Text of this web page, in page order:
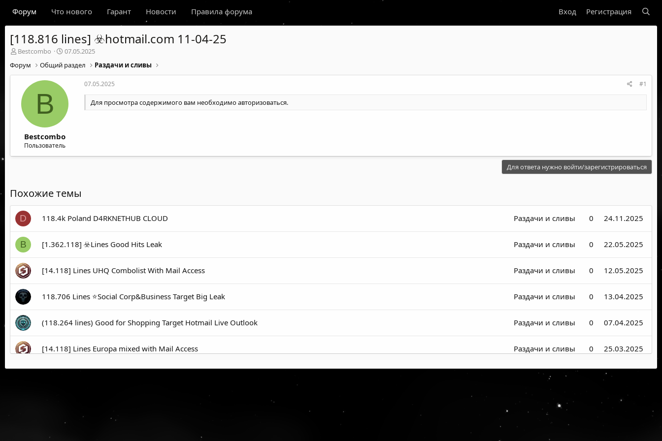
Форум Что нового Гарант Новости Правила форума Вход Регистрация
[118.816 lines] ☣️hotmail.com 11-04-25
А
т
о
м
Bestcombo
Д
т
а
а
а
07.05.2025
Форум
Общий раздел Раздачи и сливы
B
Bestcombo
Пользователь
07.05.2025 #1
Для просмотра содержимого вам необходимоавторизоваться.
Для ответа нужно войти/зарегистрироваться
Похожие темы
D 118.4k Poland D4RKNETHUB CLOUD Раздачи и сливы 0 24.11.2025
B [1.362.118] ☣️Lines Good Hits Leak Раздачи и сливы 0 22.05.2025
[14.118] Lines UHQ Combolist With Mail Access Раздачи и сливы 0 12.05.2025
118.706 Lines ⭐️Social Corp&Business Target Big Leak Раздачи и сливы 0 13.04.2025
(118.264 lines) Good for Shopping Target Hotmail Live Outlook Раздачи и сливы 0 07.04.2025
[14.118] Lines Europa mixed with Mail Access Раздачи и сливы 0 25.03.2025
Раздачи и сливы 13.06.2024
Организаторы незаконной майнинг-фермы на птицефабрике нанесли «Россетям» ущерб на 118 млн рублей Новости в сети 29.04.2020
50.816 Lines Good Hits Combos EU+US Раздачи и сливы